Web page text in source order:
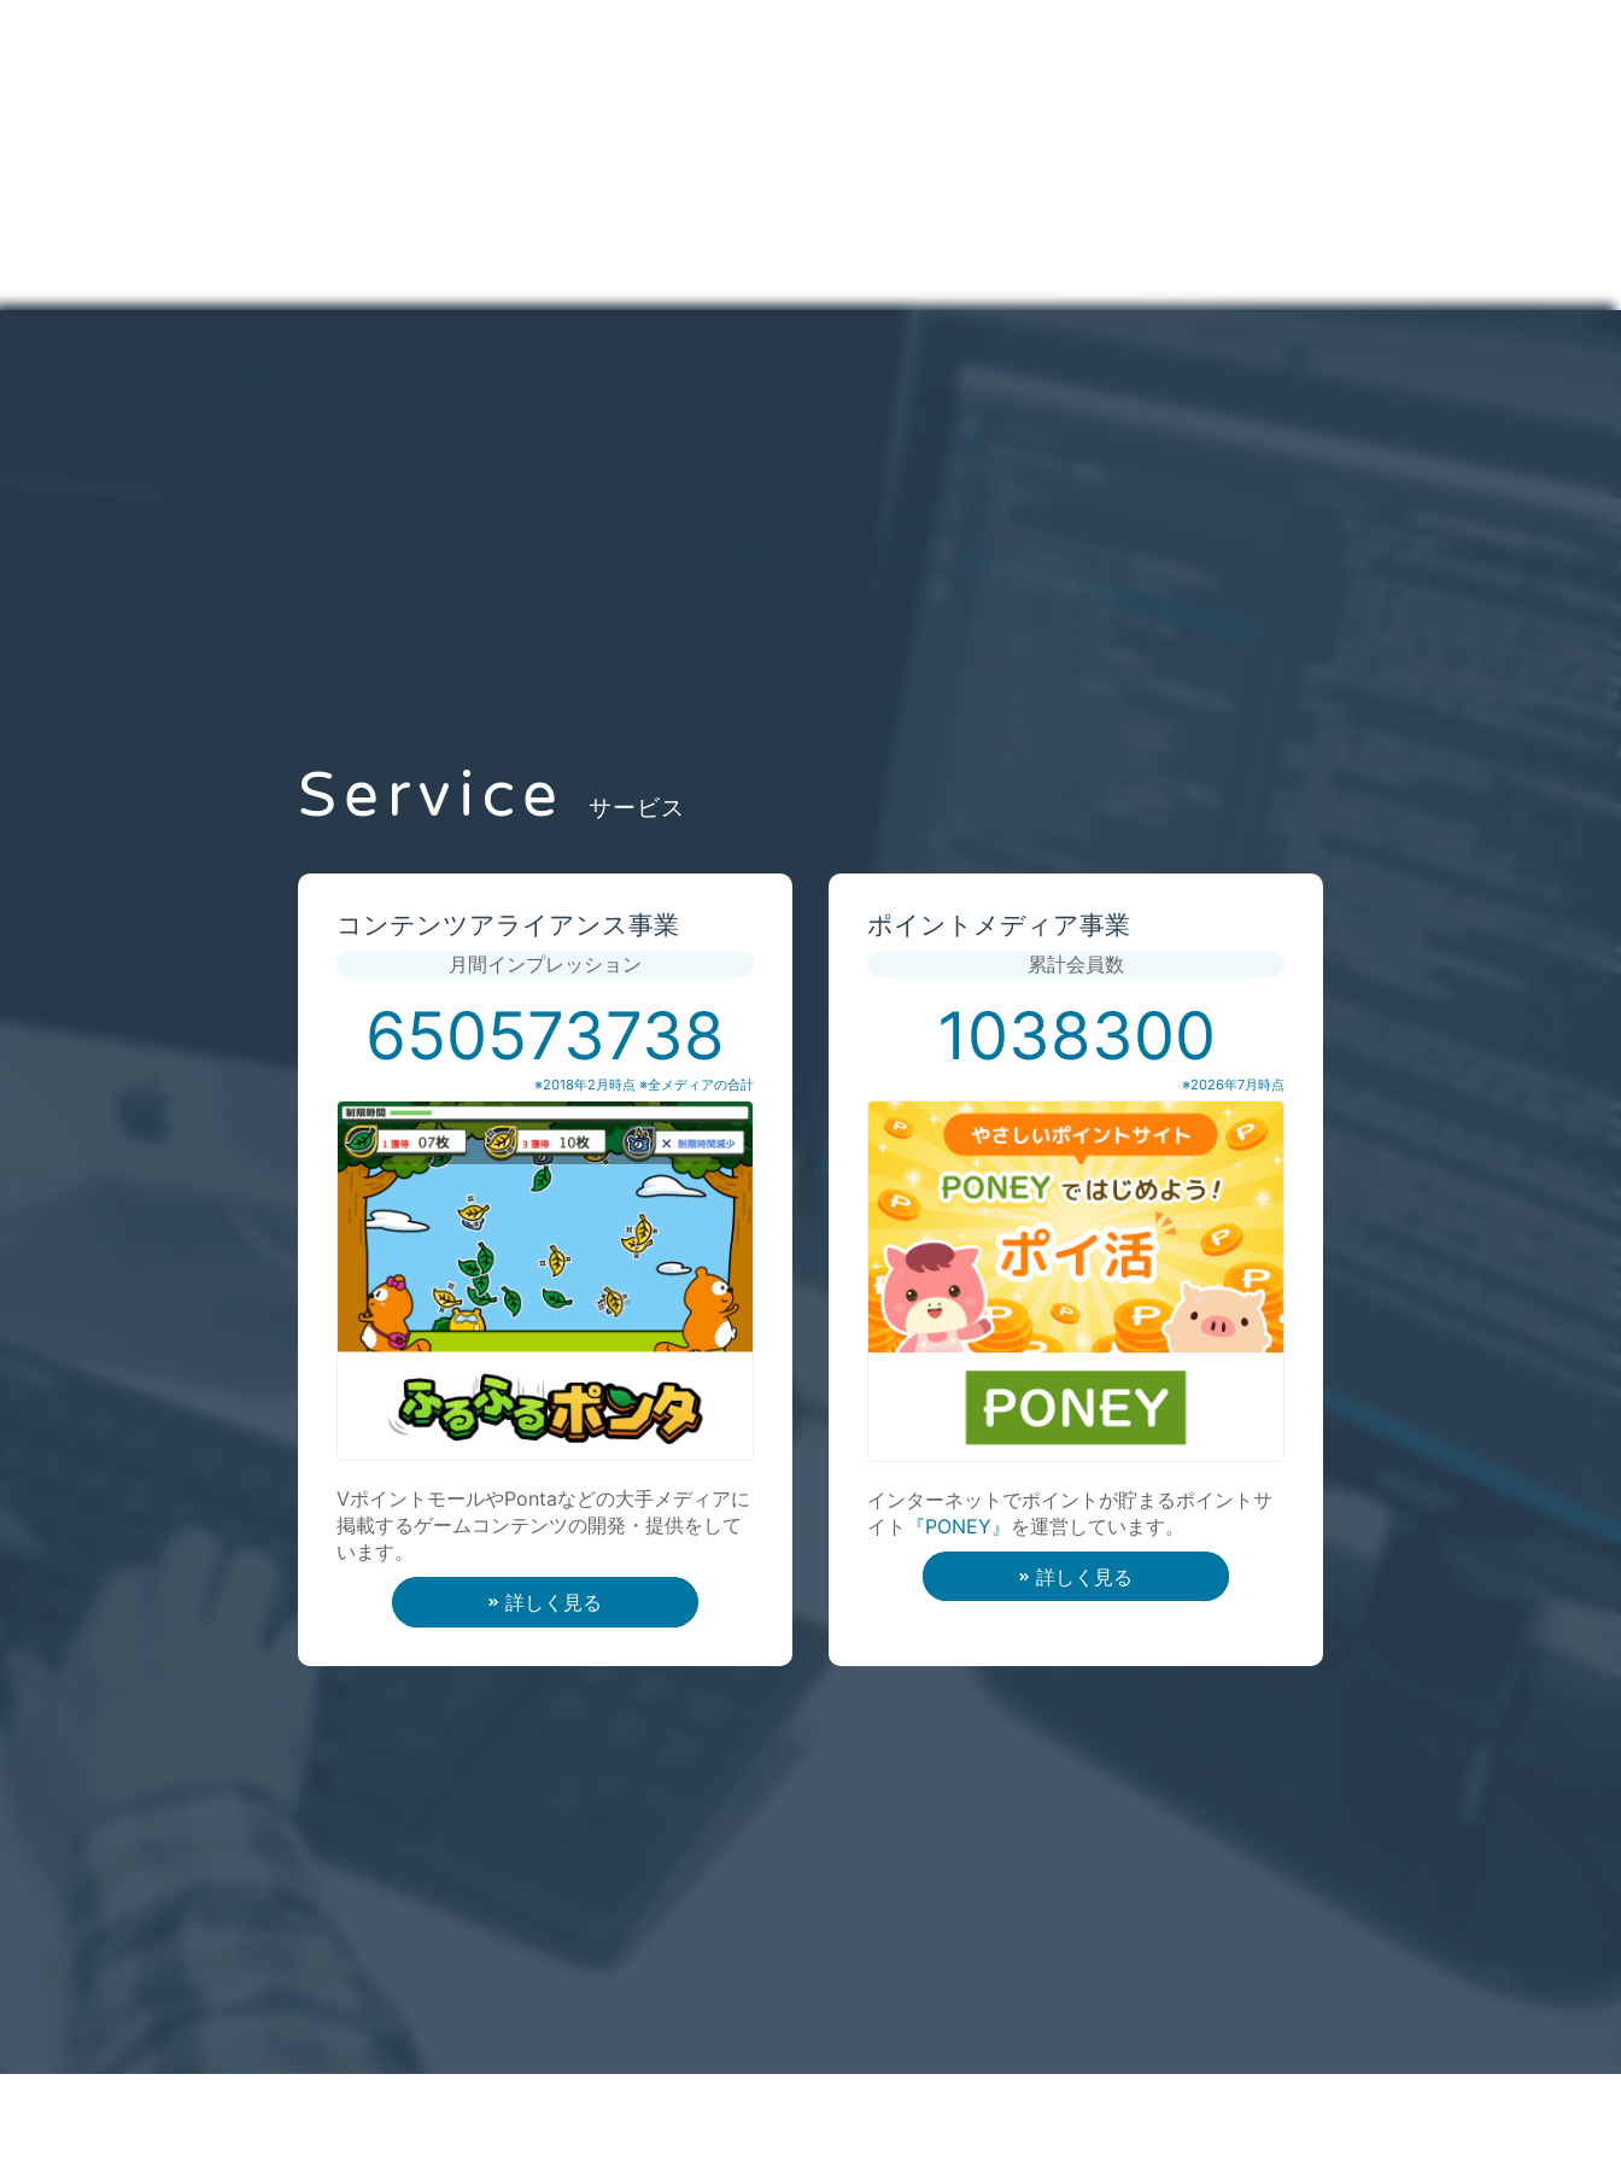
Service サービス
コンテンツアライアンス事業
月間インプレッション
650574156
※2018年2月時点 ※全メディアの合計
VポイントモールやPontaなどの大手メディアに
掲載するゲームコンテンツの開発・提供をして
います。
詳しく見る
ポイントメディア事業
累計会員数
1038716
※2026年7月時点
インターネットでポイントが貯まるポイントサ
イト
『PONEY』 を運営しています。
詳しく見る